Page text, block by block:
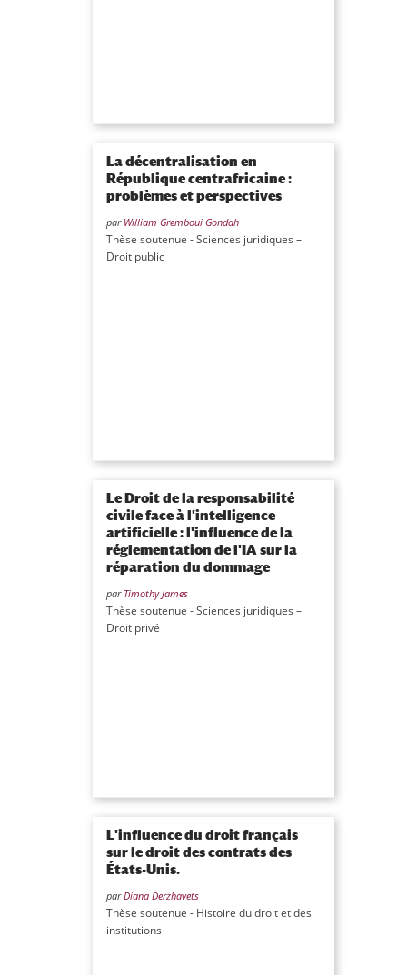
La décentralisation en
République centrafricaine :
problèmes et perspectives
par William Gremboui Gondah
Thèse soutenue - Sciences juridiques –
Droit public
Le Droit de la responsabilité
civile face à l'intelligence
artificielle : l'influence de la
réglementation de l'IA sur la
réparation du dommage
par Timothy James
Thèse soutenue - Sciences juridiques –
Droit privé
L'influence du droit français
sur le droit des contrats des
États-Unis.
parDiana Derzhavets
Thèse soutenue - Histoire du droit et des
institutions